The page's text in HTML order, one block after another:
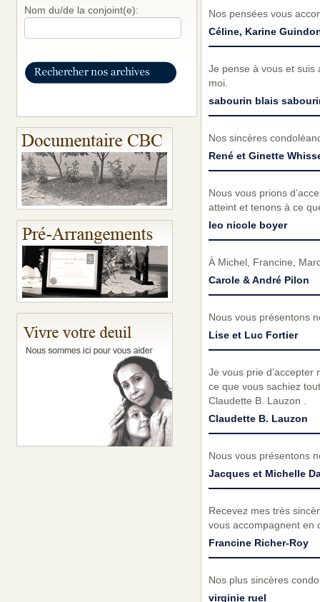
Nom du/de la conjoint(e):
Nos pensées vous
Céline, Karine
Je pense à vous et suis
moi.
sabourin blais
Nos sincères
René et Ginette
Nous vous prions
atteint et tenons à ce
leo nicole boyer
À Michel, Francine,
Carole & André Pilon
Nous vous présentons
Lise et Luc Fortier
Je vous prie
ce que vous sachiez
Claudette B. Lauzon .
Claudette B. Lauzon
Nous vous présentons
Jacques et Michelle
Recevez mes très
vous accompagnent en
Francine Richer-Roy
Nos plus sincères
virginie ruel